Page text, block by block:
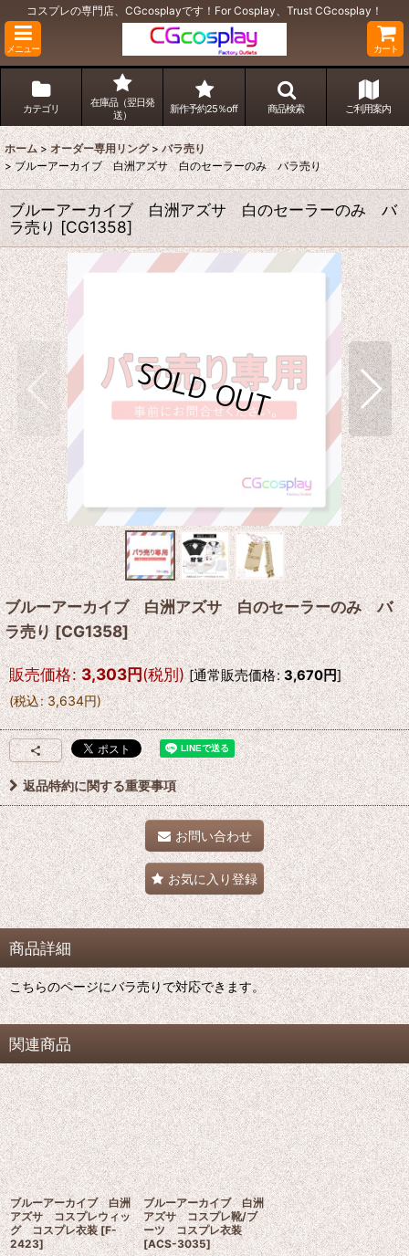
コスプレの専門店、CGcosplayです！For Cosplay、Trust CGcosplay！
メニュー カート
カテゴリ
在庫品（翌日発
送）
新作予約25％off 商品検索 ご利用案内
ホーム > オーダー専用リング > バラ売り
> ブルーアーカイブ 白洲アズサ 白のセーラーのみ バラ売り
ブルーアーカイブ 白洲アズサ 白のセーラーのみ バ
ラ売り [CG1358]
ブルーアーカイブ 白洲アズサ 白のセーラーのみ バ
ラ売り[CG1358]
販売価格: 3,303円(税別) [通常販売価格: 3,670円]
(税込: 3,634円)
返品特約に関する重要事項
お問い合わせ
お気に入り登録
商品詳細
こちらのページにバラ売りで対応できます。
関連商品
ブルーアーカイブ 白洲
アズサ コスプレウィッ
グ コスプレ衣装 [F-
2423]
ブルーアーカイブ 白洲
アズサ コスプレ靴/ブ
ーツ コスプレ衣装
[ACS-3035]